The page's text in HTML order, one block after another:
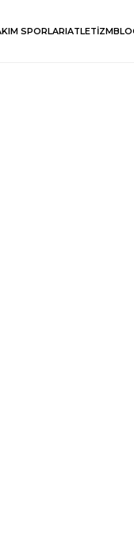
SPORLARIATLETİZM